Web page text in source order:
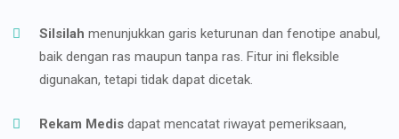
Silsilah menunjukkan garis keturunan dan fenotipe anabul,
baik dengan ras maupun tanpa ras. Fitur ini fleksible
digunakan, tetapi tidak dapat dicetak.
Rekam Medis dapat mencatat riwayat pemeriksaan,